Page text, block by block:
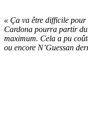
« Ça va être difficile
Cardona pourra partir
maximum. Cela a pu
ou encore N’Guessan